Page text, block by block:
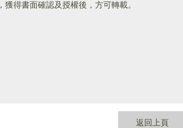
，獲得書面確認及授權後，方可轉載。
返回上頁